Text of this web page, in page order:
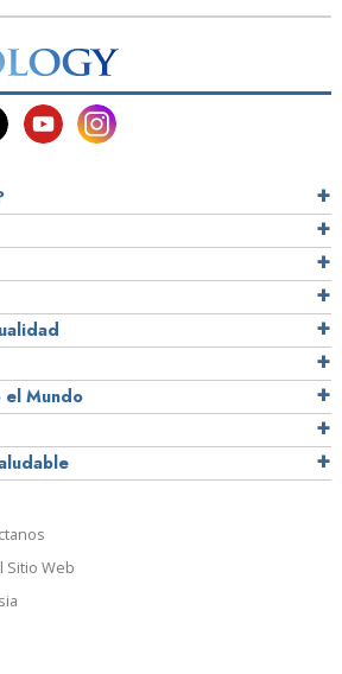
Mundo
Sitio Web